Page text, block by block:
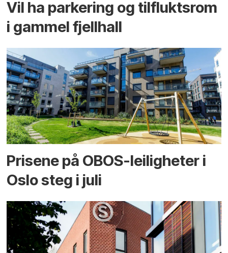
Vil ha parkering og tilflukts­rom
i gammel fjellhall
Prisene på OBOS-leiligheter i
Oslo steg i juli